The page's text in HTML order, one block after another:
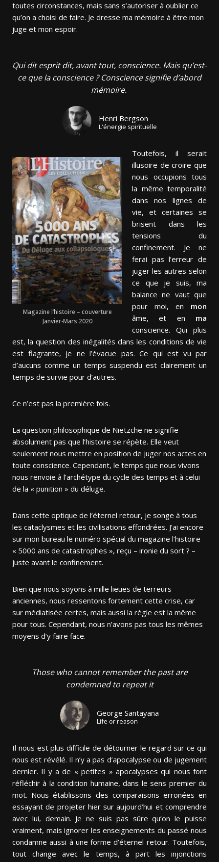
toutes circonstances, mais sans s’autoriser à oublier ce
qu’on a choisi de faire. Je dresse ma mémoire à être mon
juge et mon espoir.
Qui dit esprit dit, avant tout, conscience. Mais qu’est-
ce que la conscience ? Conscience signifie d’abord
mémoire. ​
Henri Bergson
L'énergie spirituelle
Magazine l’histoire – couverture
Janvier-Mars 2020
Toutefois, il serait
illusoire de croire que
nous occupions tous
la même temporalité
dans nos lignes de
vie, et certaines se
brisent dans les
tensions du
confinement. Je ne
ferai pas l’erreur de
juger les autres selon
ce que je suis, ma
balance ne vaut que
pour moi, en mon
âme, et en ma
conscience. Qui plus
est, la question des inégalités dans les conditions de vie
est flagrante, je ne l’évacue pas. Ce qui est vu par
d’aucuns comme un temps suspendu est clairement un
temps de survie pour d’autres.
Ce n’est pas la première fois.
La question philosophique de Nietzche ne signifie
absolument pas que l’histoire se répète. Elle veut
seulement nous mettre en position de juger nos actes en
toute conscience. Cependant, le temps que nous vivons
nous renvoie à l’archétype du cycle des temps et à celui
de la « punition » du déluge.
Dans cette optique de l’éternel retour, je songe à tous
les cataclysmes et les civilisations effondrées. J’ai encore
sur mon bureau le numéro spécial du magazine l’histoire
« 5000 ans de catastrophes », reçu – ironie du sort ? –
juste avant le confinement.
Bien que nous soyons à mille lieues de terreurs
anciennes, nous ressentons fortement cette crise, car
sur médiatisée certes, mais aussi la règle est la même
pour tous. Cependant, nous n’avons pas tous les mêmes
moyens d’y faire face.
Those who cannot remember the past are
condemned to repeat it
George Santayana
Life or reason
Il nous est plus difficile de détourner le regard sur ce qui
nous est révélé. Il n’y a pas d’apocalypse ou de jugement
dernier. Il y a de « petites » apocalypses qui nous font
réfléchir à la condition humaine, dans le sens premier du
mot. Nous établissons des comparaisons erronées en
essayant de projeter hier sur aujourd’hui et comprendre
avec lui, demain. Je ne suis pas sûre qu’on le puisse
vraiment, mais ignorer les enseignements du passé nous
condamne aussi à une forme d’éternel retour. Toutefois,
tout change avec le temps, à part les injonctions